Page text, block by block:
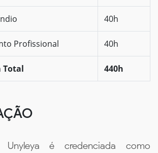
40h
Profissional 40h
Total 440h
Unyleya é credenciada como